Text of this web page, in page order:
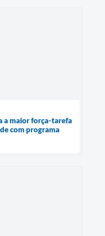
a maior força-tarefa
com programa